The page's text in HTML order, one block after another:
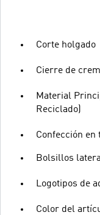
Corte holgado
Cierre de
Material
Reciclado)
Confección en
Bolsillos
Logotipos de
Color del